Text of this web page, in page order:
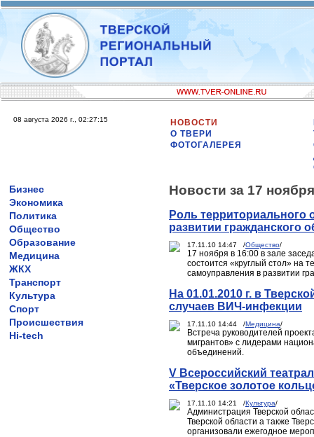
08 августа 2026 г., 02:27:15
НОВОСТИ
О ТВЕРИ
ФОТОГАЛЕРЕЯ
Бизнес
Экономика
Политика
Общество
Образование
Медицина
ЖКХ
Транспорт
Культура
Спорт
Происшествия
Hi-tech
Новости за 17
Роль территориального
развитии гражданского
17.11.10 14:47 /Общество/
17 ноября в 16:00 в зале
состоится «круглый стол» на
самоуправления в развитии
На 01.01.2010 г. в
случаев ВИЧ-инфекции
17.11.10 14:44 /Медицина/
Встреча руководителей
мигрантов» с лидерами
объединений.
V Всероссийский
«Тверское золотое
17.11.10 14:21 /Культура/
Администрация Тверской
Тверской области а также
организовали ежегодное